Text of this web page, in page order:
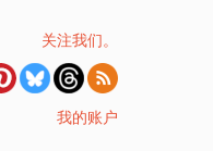
关注我们。
我的账户